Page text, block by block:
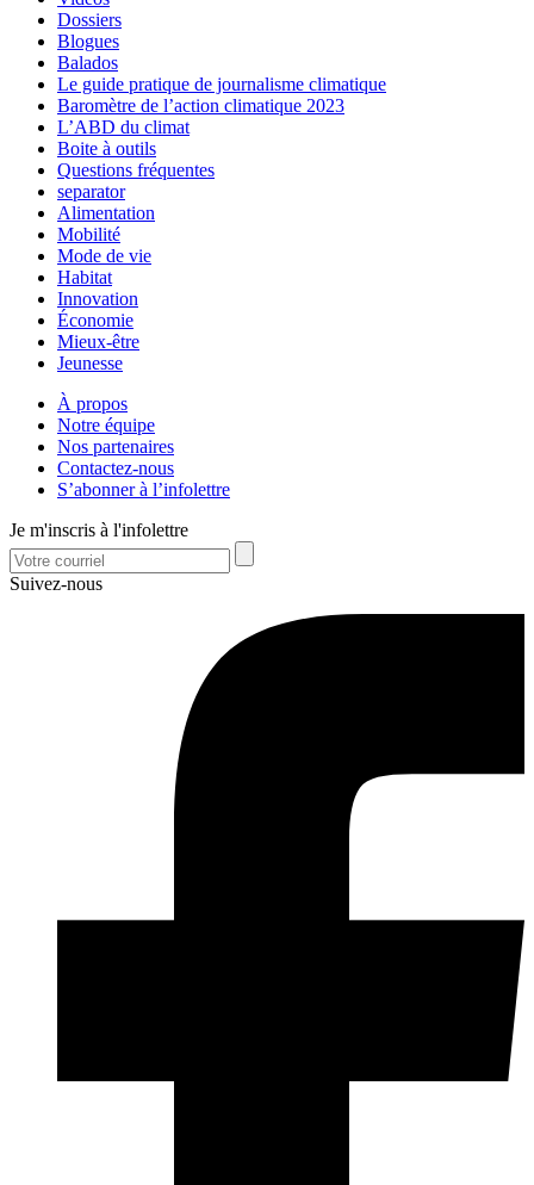
Dossiers
Blogues
Balados
Le guide pratique de journalisme climatique
Baromètre de l’action climatique 2023
L’ABD du climat
Boite à outils
Questions fréquentes
separator
Alimentation
Mobilité
Mode de vie
Habitat
Innovation
Économie
Mieux-être
Jeunesse
À propos
Notre équipe
Nos partenaires
Contactez-nous
S’abonner à l’infolettre
Je m'inscris à l'infolettre
Suivez-nous